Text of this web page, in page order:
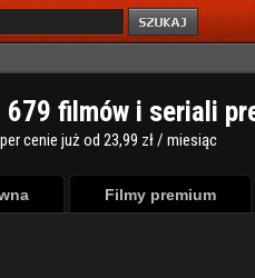
679 filmów i seriali
cenie już od 23,99 zł / miesiąc
Filmy premium